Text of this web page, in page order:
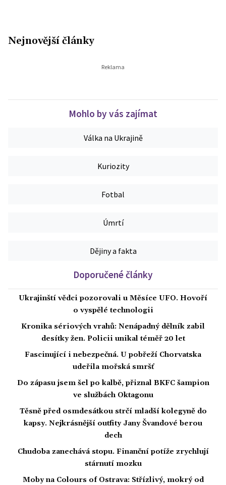
Nejnovější články
Mohlo by vás zajímat
Válka na Ukrajině
Kuriozity
Fotbal
Úmrtí
Dějiny a fakta
Doporučené články
Ukrajinští vědci pozorovali u Měsíce UFO. Hovoří
o vyspělé technologii
Kronika sériových vrahů: Nenápadný dělník zabil
desítky žen. Policii unikal téměř 20 let
Fascinující i nebezpečná. U pobřeží Chorvatska
udeřila mořská smršť
Do zápasu jsem šel po kalbě, přiznal BKFC šampion
ve službách Oktagonu
Těsně před osmdesátkou strčí mladší kolegyně do
kapsy. Nejkrásnější outfity Jany Švandové berou
dech
Chudoba zanechává stopu. Finanční potíže zrychlují
stárnutí mozku
Moby na Colours of Ostrava: Střízlivý, mokrý od